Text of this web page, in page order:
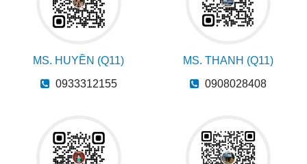
MS. HUYỀN (Q11)
0933312155
MS. THANH (Q11)
0908028408